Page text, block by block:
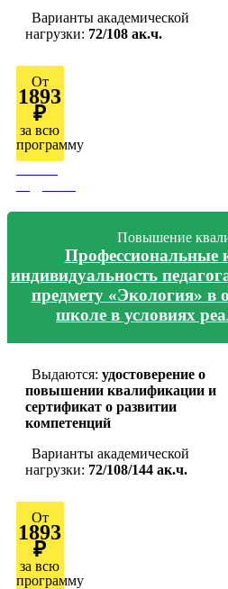
Варианты академической
нагрузки: 72/108 ак.ч.
От
1893
₽
за всю
программу
Повышение
Профессиональные
индивидуальность
предмету «Экология» в
школе в условиях
Выдаются: удостоверение о
повышении квалификации и
сертификат о развитии
компетенций
Варианты академической
нагрузки: 72/108/144 ак.ч.
От
1893
₽
за всю
программу